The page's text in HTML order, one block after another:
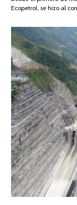
Ecopetrol, se hizo al